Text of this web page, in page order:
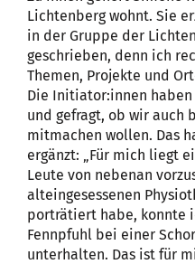
Lichtenberg wohnt. Sie
in der Gruppe der
geschrieben, denn ich
Themen, Projekte und
Die Initiator:innen haben
und gefragt, ob wir auch
mitmachen wollen. Das
ergänzt: „Für mich liegt
Leute von nebenan
alteingesessenen
porträtiert habe, konnte
Fennpfuhl bei einer
unterhalten. Das ist für